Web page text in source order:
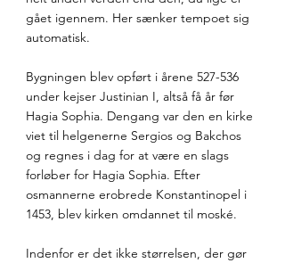
gået igennem. Her sænker tempoet sig
automatisk.
Bygningen blev opført i årene 527-536
under kejser Justinian I, altså få år før
Hagia Sophia. Dengang var den en kirke
viet til helgenerne Sergios og Bakchos
og regnes i dag for at være en slags
forløber for Hagia Sophia. Efter
osmannerne erobrede Konstantinopel i
1453, blev kirken omdannet til moské.
Indenfor er det ikke størrelsen, der gør